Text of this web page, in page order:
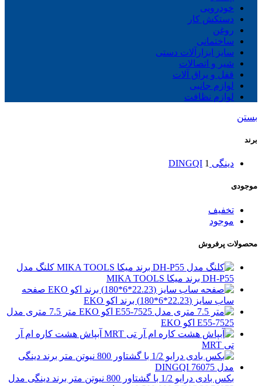
خودرویی
دستکش کار
روغن
ساختمانی
سایز ابزارآلات دستی
شیر و اتصالات
قفل و یراق آلات
لوازم جانبی
لوازم نظافت
بستن
برند
دینگی DINGQI 1
موجودی
تخفیف
موجود
محصولات پرفروش
کلنگ مدل
DH-P55 برند میکا MIKA TOOLS
صفحه
ساب سایز (22.23*6*180) برند اکو EKO
متر 7.5 متری مدل
E55-7525 اکو EKO
آبپاش هشت کاره ام آر
تی MRT
بکس بادی درایو 1/2 با گشتاور 800 نیوتن متر برند دینگی مدل